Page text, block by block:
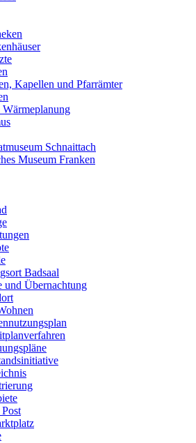
Kapellen und Pfarrämter
Schnaittach
Museum Franken
Badsaal
und Übernachtung